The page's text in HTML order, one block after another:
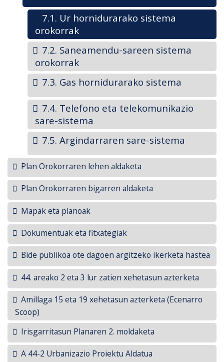
7.1. Ur hornidurarako sistema
orokorrak
7.2. Saneamendu-sareen sistema
orokorrak
7.3. Gas hornidurarako sistema
7.4. Telefono eta telekomunikazio
sare-sistema
7.5. Argindarraren sare-sistema
Plan Orokorraren lehen aldaketa
Plan Orokorraren bigarren aldaketa
Mapak eta planoak
Dokumentuak eta fitxategiak
Bide publikoa ote dagoen argitzeko ikerketa hastea
44. areako 2 eta 3 lur zatien xehetasun azterketa
Amillaga 15 eta 19 xehetasun azterketa (Ecenarro
Scoop)
Irisgarritasun Planaren 2. moldaketa
A 44-2 Urbanizazio Proiektu Aldatua